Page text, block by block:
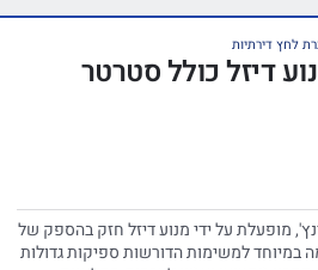
לחץ דירתיות
מים "3 מנוע דיזל כולל סטרטר
מים כבדה בקוטר 3 אינץ', מופעלת על ידי מנוע דיזל חזק בהספק של
במיוחד למשימות הדורשות ספיקות גדולות